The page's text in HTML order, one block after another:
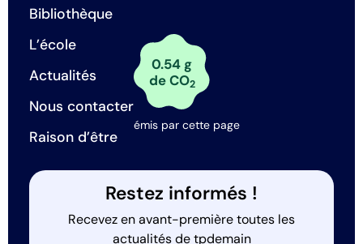
Bibliothèque
L’école
Actualités
Nous contacter
Raison d’être
0.54 g
de CO2
émis par cette page
Restez informés !
Recevez en avant-première toutes les
actualités de tpdemain